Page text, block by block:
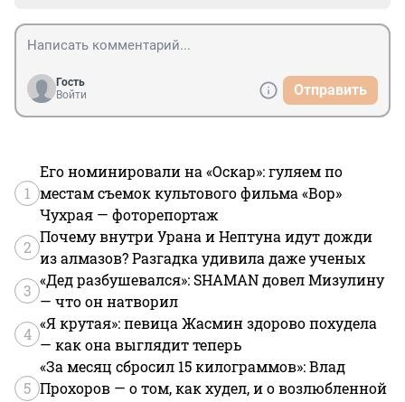
Гость
Войти
Отправить
1
Его номинировали на «Оскар»: гуляем по
местам съемок культового фильма «Вор»
Чухрая — фоторепортаж
2
Почему внутри Урана и Нептуна идут дожди
из алмазов? Разгадка удивила даже ученых
3
«Дед разбушевался»: SHAMAN довел Мизулину
— что он натворил
4
«Я крутая»: певица Жасмин здорово похудела
— как она выглядит теперь
5
«За месяц сбросил 15 килограммов»: Влад
Прохоров — о том, как худел, и о возлюбленной